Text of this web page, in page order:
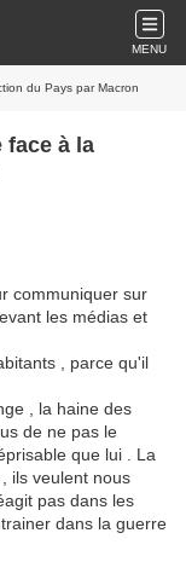
MENU
du Pays par Macron
face à la
communiquer sur
les médias et
, parce qu'il
, la haine des
de ne pas le
que lui . La
ils veulent nous
pas dans les
dans la guerre